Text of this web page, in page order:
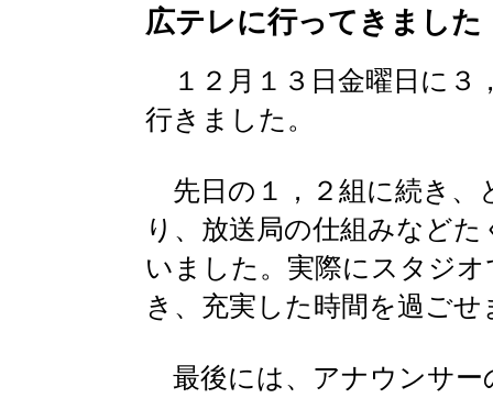
広テレに行ってきまし
１２月１３日金曜日に３
行きました。
先日の１，２組に続き、
り、放送局の仕組みなど
いました。実際にスタジ
き、充実した時間を過ごせ
最後には、アナウンサー